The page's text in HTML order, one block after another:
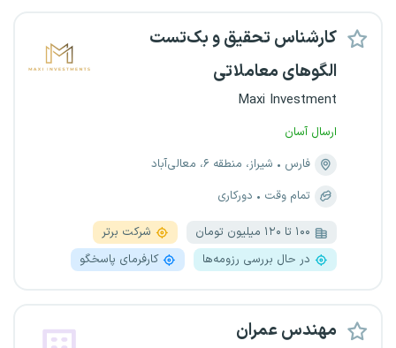
کارشناس تحقیق و بک‌تست
الگوهای معاملاتی
Maxi Investment
ارسال آسان
فارس
شیراز، منطقه ۶، معالی‌آباد
تمام وقت
دورکاری
۱۰۰ تا ۱۲۰ میلیون تومان
شرکت برتر
در حال بررسی رزومه‌ها
کارفرمای پاسخگو
مهندس عمران